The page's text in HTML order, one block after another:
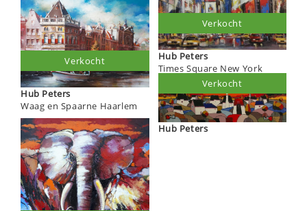
Hub Peters
Waag en Spaarne Haarlem
Verkocht
Hub Peters
Times Square New York
Verkocht
Hub Peters
Verkocht